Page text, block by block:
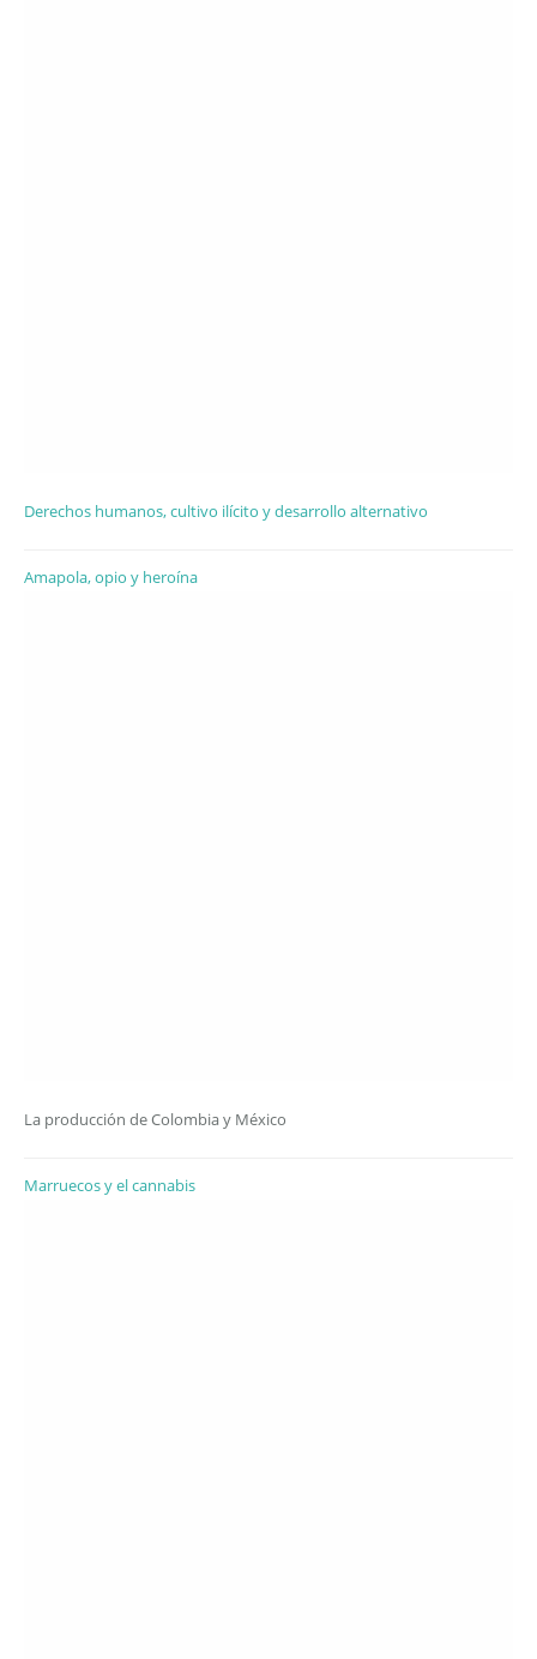
Derechos humanos, cultivo ilícito y desarrollo alternativo
Amapola, opio y heroína
La producción de Colombia y México
Marruecos y el cannabis